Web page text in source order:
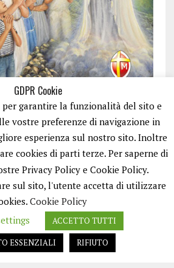
GDPR Cookie
garantire la funzionalità del sito e
vostre preferenze di navigazione in
esperienza sul nostro sito. Inoltre
cookies di parti terze. Per saperne di
Privacy Policy e Cookie Policy.
sul sito, l'utente accetta di utilizzare
Cookie Policy
ACCETTO TUTTI
ESSENZIALI
RIFIUTO